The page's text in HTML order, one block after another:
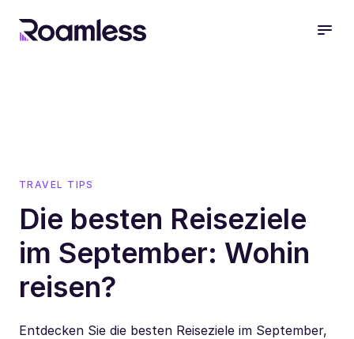
TRAVEL TIPS
Die besten Reiseziele
im September: Wohin
reisen?
Entdecken Sie die besten Reiseziele im September,